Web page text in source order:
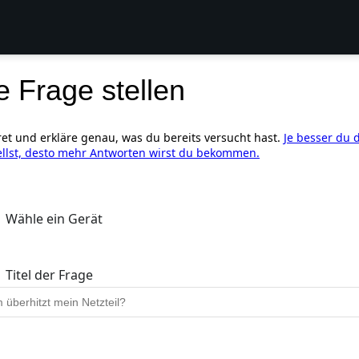
Frage stellen
und erkläre genau, was du bereits versucht hast. Je besser du
desto mehr Antworten wirst du bekommen.
Wähle ein Gerät
Titel der Frage